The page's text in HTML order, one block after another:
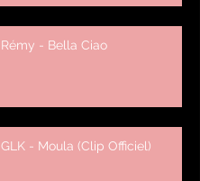
Rémy - Bella Ciao
GLK - Moula (Clip Officiel)